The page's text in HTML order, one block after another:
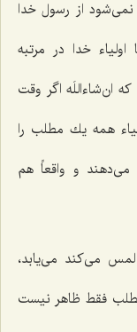
از رسول خدا
خدا در مرتبه
ان‌شاءاللَه اگر وقت
همه یك مطلب را
و واقعاً هم
لمس می‌كند می‌یابد،
فقط ظاهر نیست